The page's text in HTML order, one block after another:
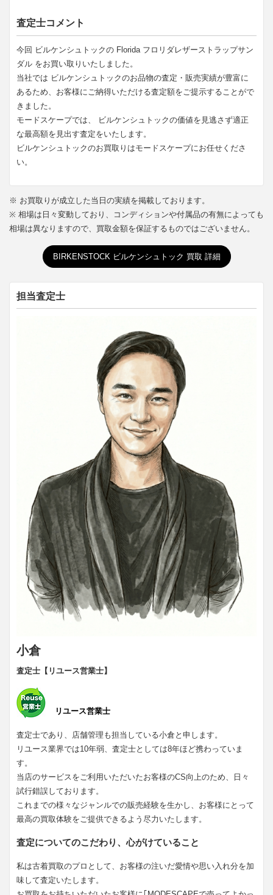
査定士コメント
今回 ビルケンシュトックの Florida フロリダレザーストラップサン
ダル をお買い取りいたしました。
当社では ビルケンシュトックのお品物の査定・販売実績が豊富に
あるため、お客様にご納得いただける査定額をご提示することがで
きました。
モードスケープでは、 ビルケンシュトックの価値を見逃さず適正
な最高額を見出す査定をいたします。
ビルケンシュトックのお買取りはモードスケープにお任せくださ
い。
※ お買取りが成立した当日の実績を掲載しております。
※ 相場は日々変動しており、コンディションや付属品の有無によっても
相場は異なりますので、買取金額を保証するものではございません。
BIRKENSTOCK ビルケンシュトック 買取 詳細
担当査定士
小倉
査定士【リユース営業士】
リユース営業士
査定士であり、店舗管理も担当している小倉と申します。
リユース業界では10年弱、査定士としては8年ほど携わっていま
す。
当店のサービスをご利用いただいたお客様のCS向上のため、日々
試行錯誤しております。
これまでの様々なジャンルでの販売経験を生かし、お客様にとって
最高の買取体験をご提供できるよう尽力いたします。
査定についてのこだわり、心がけていること
私は古着買取のプロとして、お客様の注いだ愛情や思い入れ分を加
味して査定いたします。